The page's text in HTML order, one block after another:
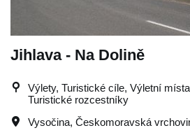
Jihlava - Na Dolině
Výlety, Turistické cíle, Výletní
Turistické rozcestníky
Vysočina, Českomoravská